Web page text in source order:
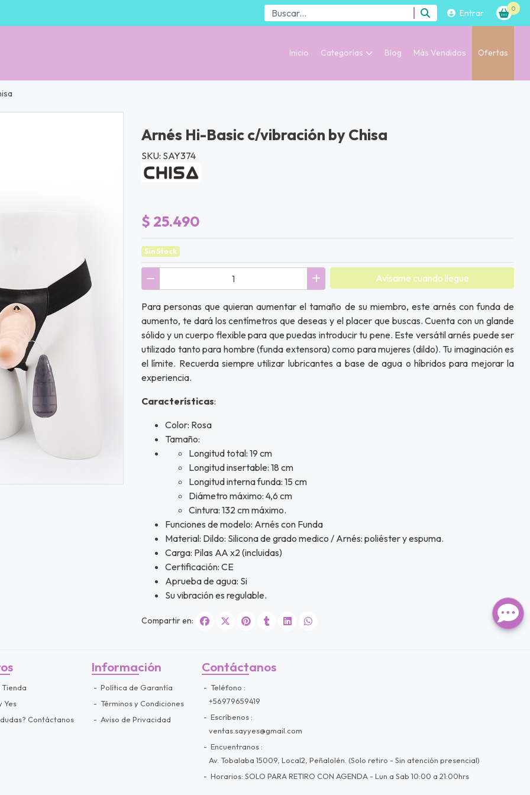
Entrar 0
Inicio Categorías Blog Más Vendidos Ofertas
Arnés Hi-Basic c/vibración by Chisa
SKU: SAY374
$ 25.490
Sin Stock
Avísame cuando llegue
Para personas que quieran aumentar el tamaño de su miembro, este arnés con funda de
aumento, te dará los centímetros que deseas y el placer que buscas. Cuenta con un glande
sólido y un cuerpo flexible para que puedas introducir tu pene. Este versátil arnés puede ser
utilizado tanto para hombre (funda extensora) como para mujeres (dildo). Tu imaginación es
el límite. Recuerda siempre utilizar lubricantes a base de agua o híbridos para mejorar la
experiencia.
Características:
Color: Rosa
Tamaño:
Longitud total: 19 cm
Longitud insertable: 18 cm
Longitud interna funda: 15 cm
Diámetro máximo: 4,6 cm
Cintura: 132 cm máximo.
Funciones de modelo: Arnés con Funda
Material: Dildo: Silicona de grado medico / Arnés: poliéster y espuma.
Carga: Pilas AA x2 (incluidas)
Certificación: CE
Aprueba de agua: Si
Su vibración es regulable.
Compartir en:
Yes
dudas? Contáctanos
Información
Política de Garantía
Términos y Condiciones
Aviso de Privacidad
Contáctanos
Teléfono
+56979659419
Escríbenos
ventas.sayyes@gmail.com
Encuentranos
Av. Tobalaba 15009, Local2, Peñalolén. (Solo retiro - Sin atención presencial)
Horarios: SOLO PARA RETIRO CON AGENDA - Lun a Sab 10:00 a 21:00hrs